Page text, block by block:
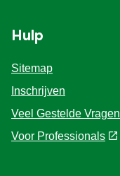
Hulp
Sitemap
Inschrijven
Veel Gestelde Vragen
Voor Professionals